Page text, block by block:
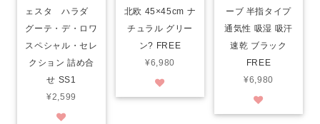
ェスタ ハラダ
グーテ・デ・ロワ
スペシャル・セレ
クション 詰め合
せ SS1
¥2,599
北欧 45×45cm ナ
チュラル グリー
ン? FREE
¥6,980
ーブ 半指タイプ
通気性 吸湿 吸汗
速乾 ブラック
FREE
¥6,980